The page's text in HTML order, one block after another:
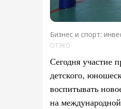
Бизнес и спорт:
ОТЭКО
Сегодня участие
детского,
воспитывать
на